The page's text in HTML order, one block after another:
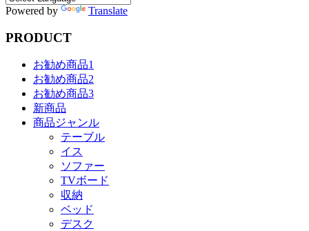
Powered by Translate
PRODUCT
お勧め商品1
お勧め商品2
お勧め商品3
新商品
商品ジャンル
テーブル
イス
ソファー
TVボード
収納
ベッド
デスク